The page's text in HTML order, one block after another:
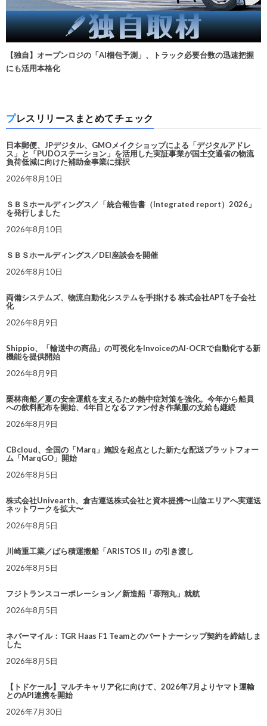
【独自】オープンロジの「AI梱包予測」、トラック必要台数の迅速把握
にも活用本格化
プレスリリースまとめてチェック
日本郵便、JPデジタル、GMOメイクショップによる「デジタルアドレ
ス」と「PUDOステーション」を活用した実証事業が国土交通省の物流
負荷低減に向けた補助金事業に採択
2026年8月10日
ＳＢＳホールディングス／「統合報告書（Integrated report）2026」
を発行しました
2026年8月10日
ＳＢＳホールディングス／DEI座談会を開催
2026年8月10日
両備システムズ、物流自動化システムを手掛ける 株式会社APTを子会社
化
2026年8月9日
Shippio、「輸送中の商品」の可視化をInvoiceのAI-OCRで自動化する新
機能を提供開始
2026年8月9日
栗林商船／夏の安全運航を支えるため熱中症対策を強化。今年から船員
への飲料配布を開始、4年目となるファン付き作業服の支給も継続
2026年8月9日
CBcloud、全国の「Marq」施設を起点とした新たな配送プラットフォー
ム「MarqGO」開始
2026年8月5日
株式会社Univearth、倉吉運送株式会社と資本提携〜山陰エリアへ実運送
ネットワークを拡大〜
2026年8月5日
川崎重工業／ばら積運搬船「ARISTOS II」の引き渡し
2026年8月5日
フジトランスコーポレーション／新造船「蓉翔丸」就航
2026年8月5日
ネバーマイル：TGR Haas F1 Teamとのパートナーシップ契約を締結しま
した
2026年8月5日
【トドケール】マルチキャリア化に向けて、2026年7月よりヤマト運輸
とのAPI連携を開始
2026年7月30日